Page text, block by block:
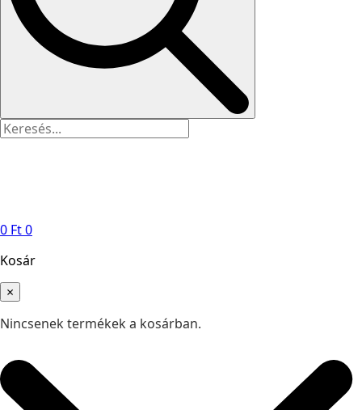
0 Ft0
Kosár
×
Nincsenek termékek a kosárban.